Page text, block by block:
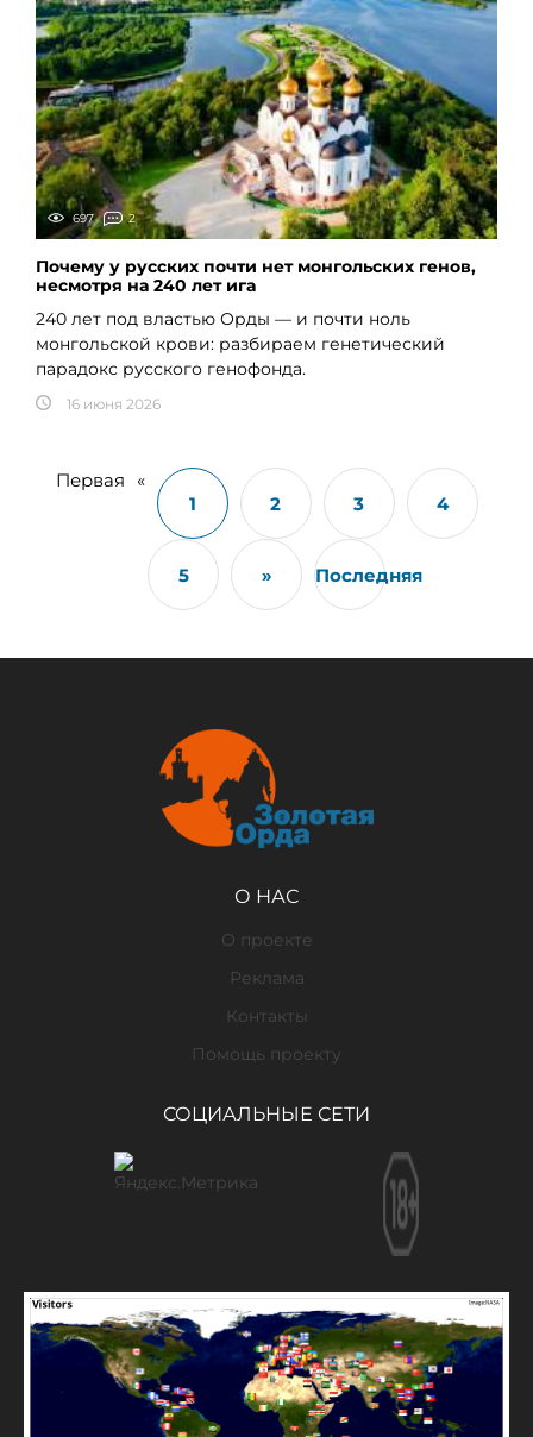
697 2
Почему у русских почти нет монгольских генов,
несмотря на 240 лет ига
240 лет под властью Орды — и почти ноль
монгольской крови: разбираем генетический
парадокс русского генофонда.
16 июня 2026
Первая
«
1
2 3 4
5 » Последняя
О НАС
О проекте
Реклама
Контакты
Помощь проекту
СОЦИАЛЬНЫЕ СЕТИ